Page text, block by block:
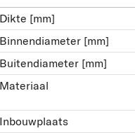
Dikte [mm]
Binnendiameter [mm]
Buitendiameter [mm]
Materiaal
Inbouwplaats